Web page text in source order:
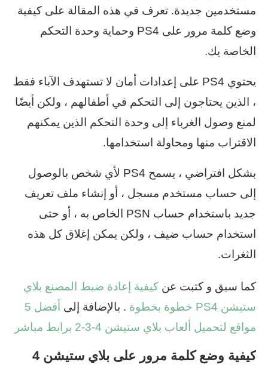
مستخدمين جديدة. تعرف في هذه المقالة على كيفية
وضع كلمة مرور على PS4 وحماية وحدة التحكم
الخاصة بك.
يحتوي PS4 على إعدادات أمان لا تستهدف الآباء فقط
، الذين يحتاجون إلى التحكم في أطفالهم ، ولكن أيضًا
لمنع وصول الغرباء إلى وحدة التحكم الذين يمكنهم
الاقتراب منها ومحاولة استخدامها.
بشكل افتراضي ، يسمح PS4 لأي شخص بالوصول
إلى حساب مستخدم مسجل ، أو إنشاء ملف تعريف
جديد باستخدام حساب PSN الخاص به ، أو حتى
استخدام حساب ضيف ، ولكن يمكن إغلاق كل هذه
الثغرات.
كما سبق و كتبت عن كيفية إعادة ضبط المصنع بلاي
ستيشن PS4 خطوة بخطوة
. بالإضافة إلى
أفضل 5
مواقع لتحميل ألعاب بلاي ستيشن 4-3-2 برابط مباشر
كيفية وضع كلمة مرور على بلاي ستيشن 4